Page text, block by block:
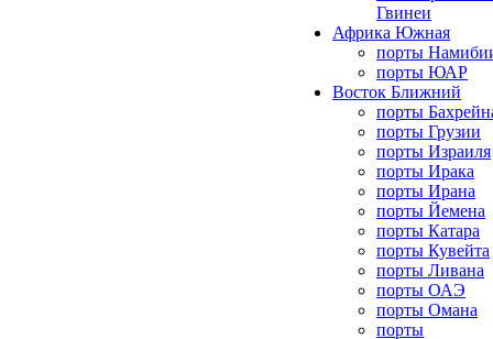
Гвинеи
Африка Южная
порты
порты ЮАР
Восток Ближний
порты
порты Грузии
порты Израиля
порты Ирака
порты Ирана
порты Йемена
порты Катара
порты Кувейта
порты Ливана
порты ОАЭ
порты Омана
порты